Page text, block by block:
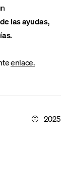
las ayudas,
enlace.
2025